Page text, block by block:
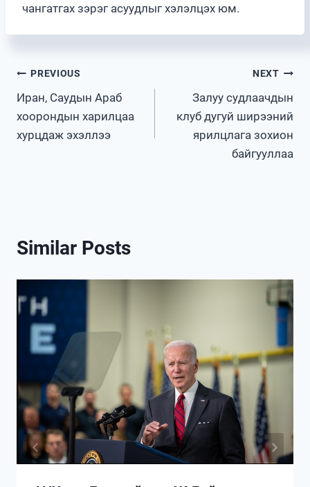
чангатгах зэрэг асуудлыг хэлэлцэх юм.
Post
navigation
PREVIOUS
Иран, Саудын Араб
хоорондын харилцаа
хурцдаж эхэллээ
NEXT
Залуу судлаачдын
клуб дугуй ширээний
ярилцлага зохион
байгууллаа
Similar Posts